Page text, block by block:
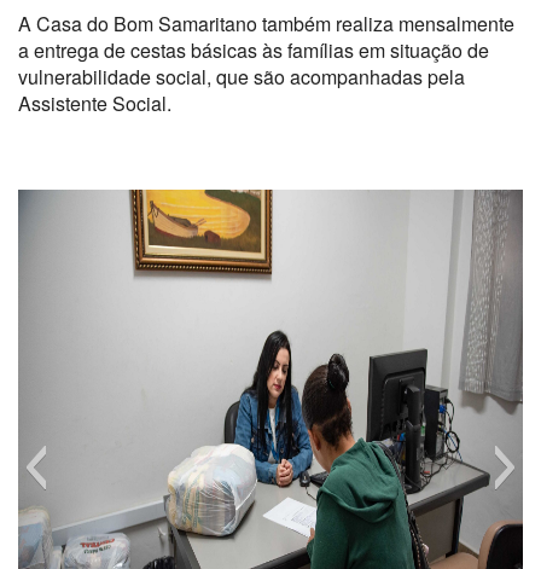
A Casa do Bom Samaritano também realiza mensalmente
a entrega de cestas básicas às famílias em situação de
vulnerabilidade social, que são acompanhadas pela
Assistente Social.